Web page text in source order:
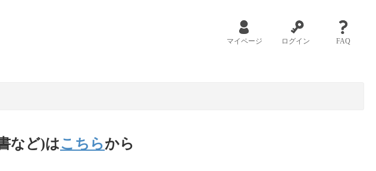
マイページ ログイン FAQ
など)はこちらから